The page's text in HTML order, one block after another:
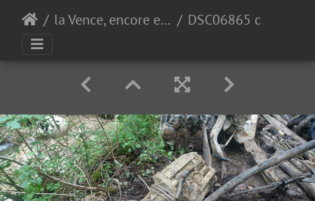
la Vence, encore et encore DSC06865 copy